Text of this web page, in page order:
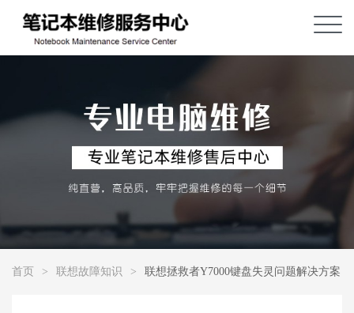
首页 > 联想故障知识 > 联想拯救者Y7000键盘失灵问题解决方案